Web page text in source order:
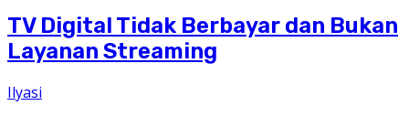
TV Digital Tidak Berbayar dan Bukan
Layanan Streaming
Ilyasi